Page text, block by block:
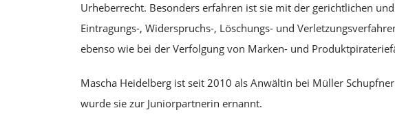
Urheberrecht. Besonders erfahren ist sie mit der gerichtlichen
Eintragungs-, Widerspruchs-, Löschungs- und
ebenso wie bei der Verfolgung von Marken- und
Mascha Heidelberg ist seit 2010 als Anwältin bei Müller
wurde sie zur Juniorpartnerin ernannt.